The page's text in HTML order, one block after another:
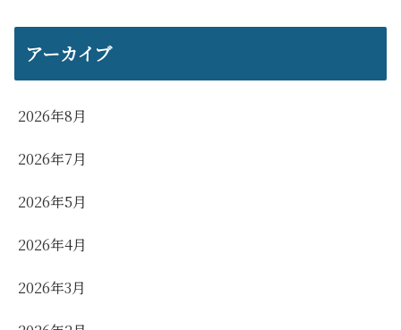
アーカイブ
2026年8月
2026年7月
2026年5月
2026年4月
2026年3月